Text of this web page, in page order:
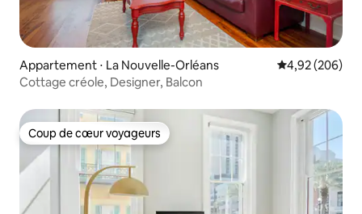
Appartement ⋅ La Nouvelle-Orléans Évaluation
4,92 (206)
Cottage créole, Designer, Balcon
Coup de cœur voyageurs
Coup de cœur voyageurs